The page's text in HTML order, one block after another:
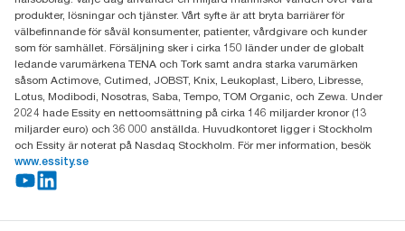
produkter, lösningar och tjänster. Vårt syfte är att bryta barriärer för
välbefinnande för såväl konsumenter, patienter, vårdgivare och kunder
som för samhället. Försäljning sker i cirka 150 länder under de globalt
ledande varumärkena TENA och Tork samt andra starka varumärken
såsom Actimove, Cutimed, JOBST, Knix, Leukoplast, Libero, Libresse,
Lotus, Modibodi, Nosotras, Saba, Tempo, TOM Organic, och Zewa. Under
2024 hade Essity en nettoomsättning på cirka 146 miljarder kronor (13
miljarder euro) och 36 000 anställda. Huvudkontoret ligger i Stockholm
och Essity är noterat på Nasdaq Stockholm. För mer information, besök
www.essity.se